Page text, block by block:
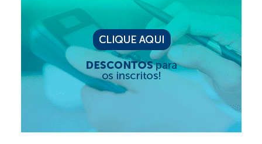
Responsabilidade Técnica
Legislações
Decisões
Portarias
Resoluções
Desagravo Público